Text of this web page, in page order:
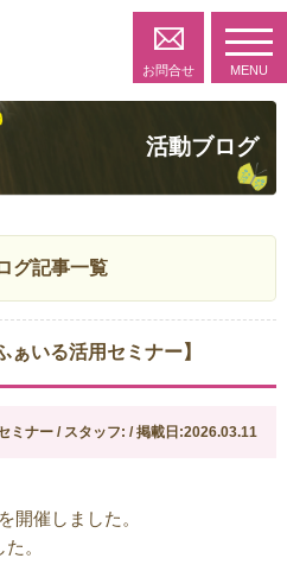
お問合せ MENU
活動ブログ
グ記事一覧
いる活用セミナー】
ミナー / スタッフ: / 掲載日:2026.03.11
開催しました。
。